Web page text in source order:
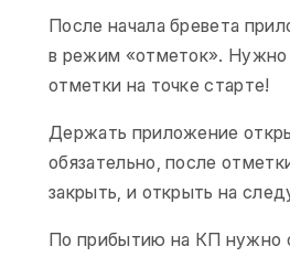
После начала бревета
в режим «отметок».
отметки на точке старте!
Держать приложение
обязательно, после
закрыть, и открыть на
По прибытию на КП нужно